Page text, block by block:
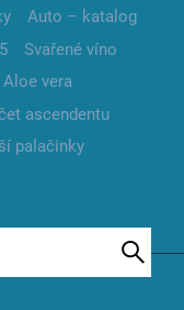
Auto – katalog
Svařené víno
Aloe vera
ascendentu
palačinky